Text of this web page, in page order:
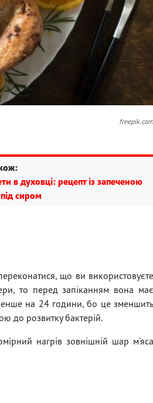
freepik.com
в духовці: рецепт із запеченою
сиром
що ви використовуєте
то перед запіканням вона має
на 24 години, бо це зменшить
до розвитку бактерій.
нагрів зовнішній шар м'яса